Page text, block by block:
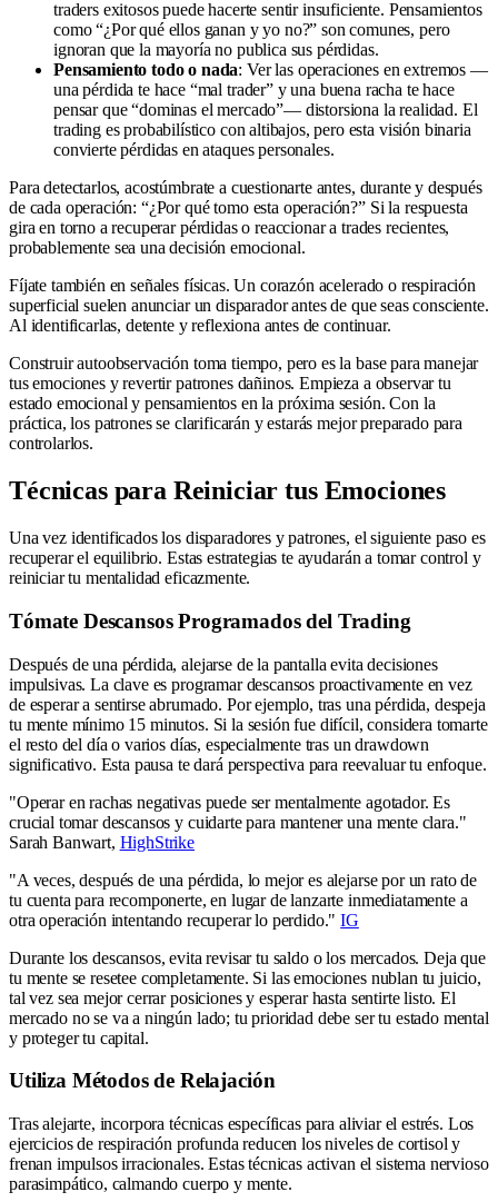
traders exitosos puede hacerte sentir insuficiente. Pensamientos
como “¿Por qué ellos ganan y yo no?” son comunes, pero
ignoran que la mayoría no publica sus pérdidas.
Pensamiento todo o nada: Ver las operaciones en extremos —
una pérdida te hace “mal trader” y una buena racha te hace
pensar que “dominas el mercado”— distorsiona la realidad. El
trading es probabilístico con altibajos, pero esta visión binaria
convierte pérdidas en ataques personales.
Para detectarlos, acostúmbrate a cuestionarte antes, durante y después
de cada operación: “¿Por qué tomo esta operación?” Si la respuesta
gira en torno a recuperar pérdidas o reaccionar a trades recientes,
probablemente sea una decisión emocional.
Fíjate también en señales físicas. Un corazón acelerado o respiración
superficial suelen anunciar un disparador antes de que seas consciente.
Al identificarlas, detente y reflexiona antes de continuar.
Construir autoobservación toma tiempo, pero es la base para manejar
tus emociones y revertir patrones dañinos. Empieza a observar tu
estado emocional y pensamientos en la próxima sesión. Con la
práctica, los patrones se clarificarán y estarás mejor preparado para
controlarlos.
Técnicas para Reiniciar tus Emociones
Una vez identificados los disparadores y patrones, el siguiente paso es
recuperar el equilibrio. Estas estrategias te ayudarán a tomar control y
reiniciar tu mentalidad eficazmente.
Tómate Descansos Programados del Trading
Después de una pérdida, alejarse de la pantalla evita decisiones
impulsivas. La clave es programar descansos proactivamente en vez
de esperar a sentirse abrumado. Por ejemplo, tras una pérdida, despeja
tu mente mínimo 15 minutos. Si la sesión fue difícil, considera tomarte
el resto del día o varios días, especialmente tras un drawdown
significativo. Esta pausa te dará perspectiva para reevaluar tu enfoque.
"Operar en rachas negativas puede ser mentalmente agotador. Es
crucial tomar descansos y cuidarte para mantener una mente clara."
Sarah Banwart, HighStrike
"A veces, después de una pérdida, lo mejor es alejarse por un rato de
tu cuenta para recomponerte, en lugar de lanzarte inmediatamente a
otra operación intentando recuperar lo perdido."IG
Durante los descansos, evita revisar tu saldo o los mercados. Deja que
tu mente se resetee completamente. Si las emociones nublan tu juicio,
tal vez sea mejor cerrar posiciones y esperar hasta sentirte listo. El
mercado no se va a ningún lado; tu prioridad debe ser tu estado mental
y proteger tu capital.
Utiliza Métodos de Relajación
Tras alejarte, incorpora técnicas específicas para aliviar el estrés. Los
ejercicios de respiración profunda reducen los niveles de cortisol y
frenan impulsos irracionales. Estas técnicas activan el sistema nervioso
parasimpático, calmando cuerpo y mente.